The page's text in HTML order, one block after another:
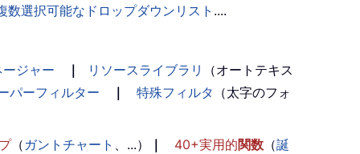
数選択可能なドロップダウンリスト ....
ジャー ｜ リソースライブラリ
（オートテキス
パーフィルター ｜ 特殊フィルタ （太字のフォ
（ ガントチャート 、...） ｜ 40+実用的関数 （誕